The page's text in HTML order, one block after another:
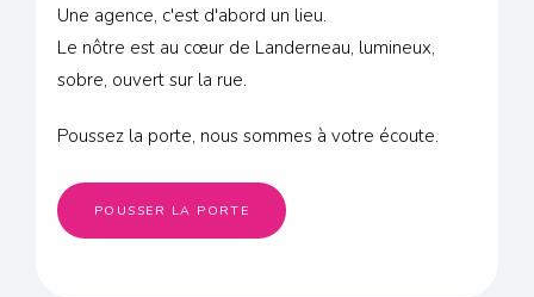
Une agence, c'est d'abord un lieu.
Le nôtre est au cœur de Landerneau, lumineux,
sobre, ouvert sur la rue.
Poussez la porte, nous sommes à votre écoute.
POUSSER LA PORTE